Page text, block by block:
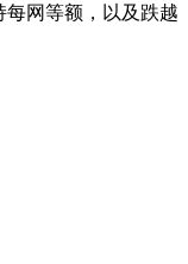
网等额，以及跌越